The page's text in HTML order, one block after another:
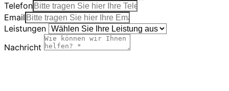
Telefon
Email
Leistungen
Nachricht